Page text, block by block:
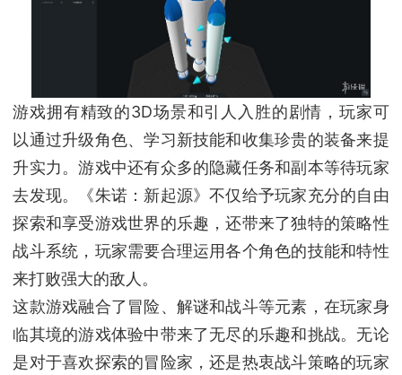
游戏拥有精致的3D场景和引人入胜的剧情，玩家可
以通过升级角色、学习新技能和收集珍贵的装备来提
升实力。游戏中还有众多的隐藏任务和副本等待玩家
去发现。《朱诺：新起源》不仅给予玩家充分的自由
探索和享受游戏世界的乐趣，还带来了独特的策略性
战斗系统，玩家需要合理运用各个角色的技能和特性
来打败强大的敌人。
这款游戏融合了冒险、解谜和战斗等元素，在玩家身
临其境的游戏体验中带来了无尽的乐趣和挑战。无论
是对于喜欢探索的冒险家，还是热衷战斗策略的玩家